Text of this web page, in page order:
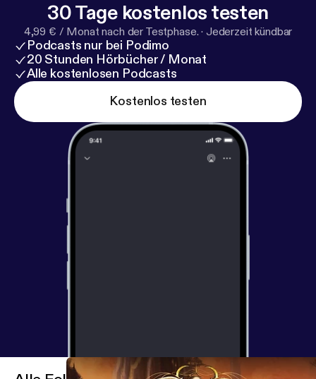
30 Tage kostenlos testen
4,99 € / Monat nach der Testphase. · Jederzeit kündbar
Podcasts nur bei Podimo
20 Stunden Hörbücher / Monat
Alle kostenlosen Podcasts
Kostenlos testen